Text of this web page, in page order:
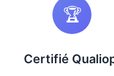
🏆
Certifié